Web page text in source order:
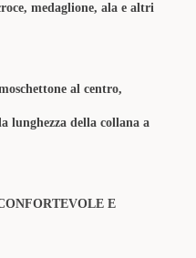
medaglione, ala e altri
al centro,
lunghezza della collana a
E